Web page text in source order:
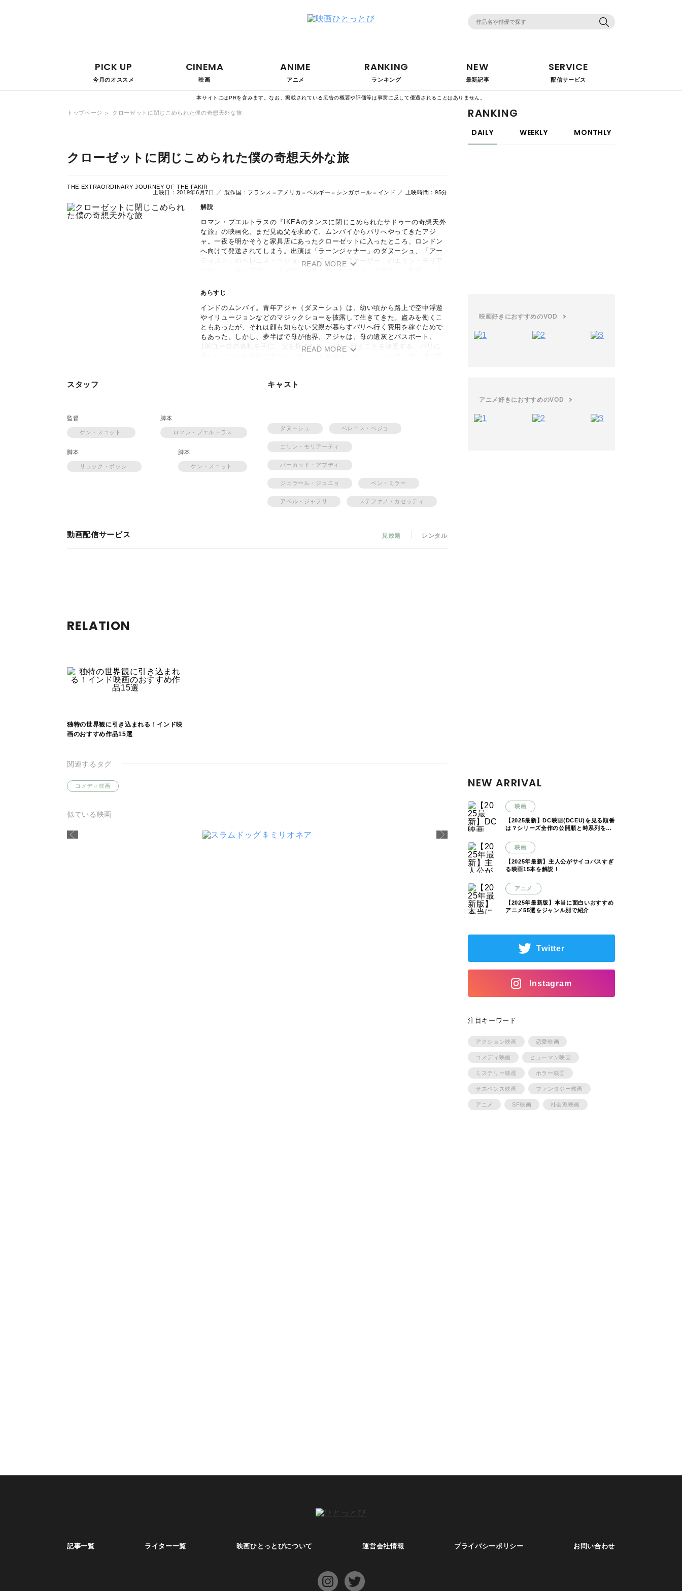
PICK UP
今月のオススメ
CINEMA
映画
ANIME
アニメ
RANKING
ランキング
NEW
最新記事
SERVICE
配信サービス
本サイトにはPRを含みます。なお、掲載されている広告の概要や評価等は事実に反して優遇されることはありません。
トップページ クローゼットに閉じこめられた僕の奇想天外な旅
クローゼットに閉じこめられた僕の奇想天外な旅
THE EXTRAORDINARY JOURNEY OF THE FAKIR
上映日：2019年6月7日 ／ 製作国：フランス＝アメリカ＝ベルギー＝シンガポール＝インド ／ 上映時間：95分
解説
ロマン・プエルトラスの『IKEAのタンスに閉じこめられたサドゥーの奇想天外
な旅』の映画化。まだ見ぬ父を求めて、ムンバイからパリへやってきたアジ
ャ。一夜を明かそうと家具店にあったクローゼットに入ったところ、ロンドン
へ向けて発送されてしまう。出演は「ラーンジャナー」のダヌーシュ、「アー
ティスト」のベレニス・ベジョ、「ブラッド・ファーザー」のエリン・モリア
READ MORE
あらすじ
インドのムンバイ。青年アジャ（ダヌーシュ）は、幼い頃から路上で空中浮遊
やイリュージョンなどのマジックショーを披露して生きてきた。盗みを働くこ
ともあったが、それは顔も知らない父親が暮らすパリへ行く費用を稼ぐためで
もあった。しかし、夢半ばで母が他界。アジャは、母の遺灰とパスポート、
100ユーロの偽札を手に、父を探すため、パリへ行くことを決意する。パリに
惚れ。早速、翌日のデートの約束を取り付ける。だが、アジャにはその夜の宿
アジャ。ローマでは大女優ネリー（ベレニス・ベジョ）と夢を語り、リビアで
人生をより良い方へと後押しする。そして思いがけず始まったこの旅が、自分
の生き方を大きく変えていることに、やがてアジャ自身も気づいていく……。
READ MORE
スタッフ
監督
ケン・スコット
脚本
ロマン・プエルトラス
脚本
リュック・ボッシ
脚本
ケン・スコット
キャスト
ダヌーシュ ベレニス・ベジョ
エリン・モリアーティ
バーカッド・アブディ
ジェラール・ジュニョ ベン・ミラー
アベル・ジャフリ ステファノ・カセッティ
動画配信サービス 見放題 レンタル
RELATION
独特の世界観に引き込まれる！インド映
画のおすすめ作品15選
関連するタグ
コメディ映画
似ている映画
RANKING
DAILY WEEKLY MONTHLY
映画好きにおすすめのVOD
アニメ好きにおすすめのVOD
NEW ARRIVAL
映画
【2025最新】DC映画(DCEU)を見る順番
は？シリーズ全作の公開順と時系列を解
映画
【2025年最新】主人公がサイコパスすぎ
る映画15本を解説！
アニメ
【2025年最新版】本当に面白いおすすめ
アニメ55選をジャンル別で紹介
Twitter
Instagram
注目キーワード
アクション映画 恋愛映画
コメディ映画 ヒューマン映画
ミステリー映画 ホラー映画
サスペンス映画 ファンタジー映画
アニメ SF映画 社会派映画
記事一覧 ライター一覧 映画ひとっとびについて 運営会社情報 プライバシーポリシー お問い合わせ